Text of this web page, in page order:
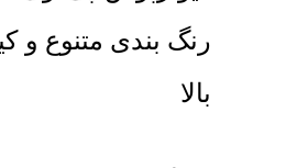
رنگ بندی متنوع و
بالا